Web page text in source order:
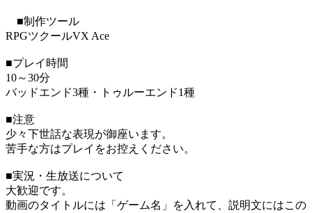
■制作ツール
RPGツクールVX Ace
■プレイ時間
10～30分
バッドエンド3種・トゥルーエンド1種
■注意
少々下世話な表現が御座います。
苦手な方はプレイをお控えください。
■実況・生放送について
大歓迎です。
動画のタイトルには「ゲーム名」を入れて、説明文にはこの